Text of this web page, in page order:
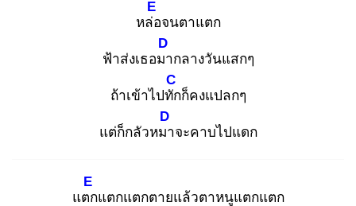
หล่อ
E
จนตาแตก
ฟ้าส่งเธอมา
D
กลางวันแสกๆ
ถ้าเข้าไปทัก
C
ก็คงแปลกๆ
แต่ก็กลัวหมา
D
จะคาบไปแดก
แตก
E
แตกแตกตายแล้วตาหนูแตกแตก